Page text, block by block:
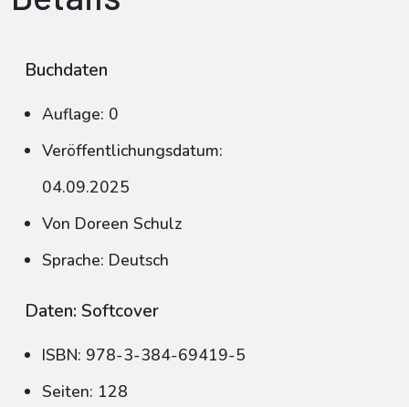
Buchdaten
Auflage: 0
Veröffentlichungsdatum:
04.09.2025
Von Doreen Schulz
Sprache: Deutsch
Daten: Softcover
ISBN: 978-3-384-69419-5
Seiten: 128